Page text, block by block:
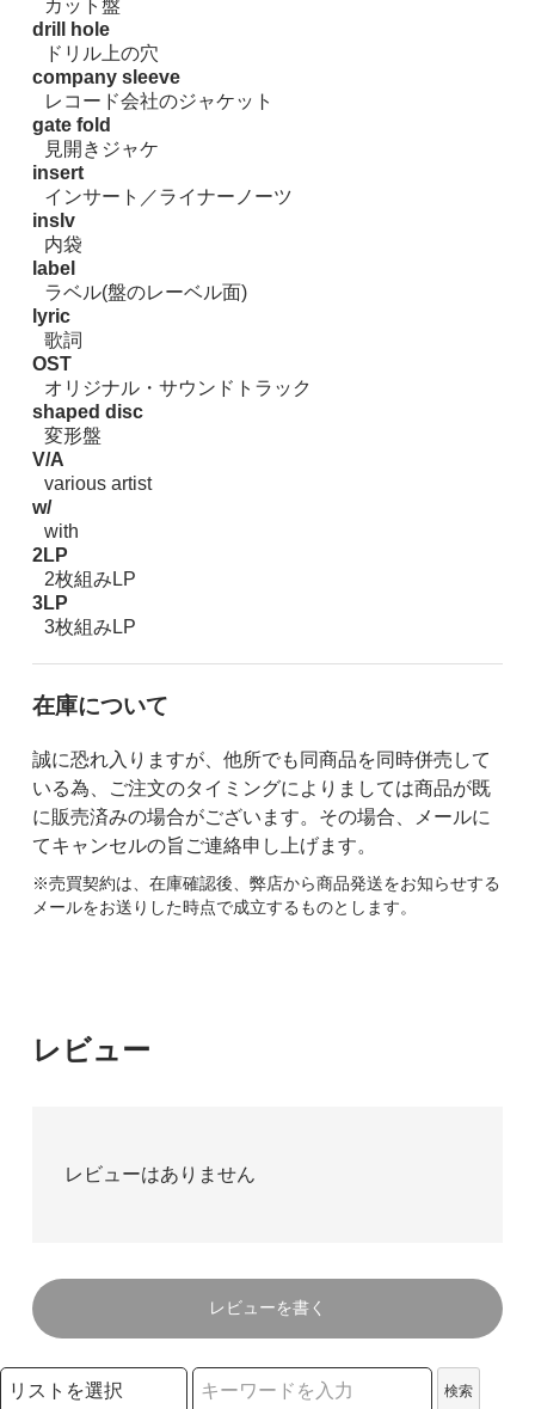
カット盤
drill hole
ドリル上の穴
company sleeve
レコード会社のジャケット
gate fold
見開きジャケ
insert
インサート／ライナーノーツ
inslv
内袋
label
ラベル(盤のレーベル面)
lyric
歌詞
OST
オリジナル・サウンドトラック
shaped disc
変形盤
V/A
various artist
w/
with
2LP
2枚組みLP
3LP
3枚組みLP
在庫について
誠に恐れ入りますが、他所でも同商品を同時併売して
いる為、ご注文のタイミングによりましては商品が既
に販売済みの場合がございます。その場合、メールに
てキャンセルの旨ご連絡申し上げます。
※売買契約は、在庫確認後、弊店から商品発送をお知らせする
メールをお送りした時点で成立するものとします。
レビュー
レビューはありません
レビューを書く
検索リストの選択
検索